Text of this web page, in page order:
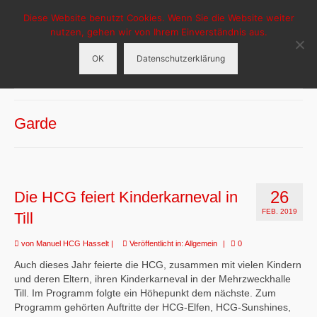
HCG-Hasselt
Tanzgruppen
Sponsoren
Garde
26
FEB. 2019
Die HCG feiert Kinderkarneval in
Till
von Manuel HCG Hasselt | Veröffentlicht in: Allgemein | 0
Auch dieses Jahr feierte die HCG, zusammen mit vielen Kindern
und deren Eltern, ihren Kinderkarneval in der Mehrzweckhalle
Till. Im Programm folgte ein Höhepunkt dem nächste. Zum
Programm gehörten Auftritte der HCG-Elfen, HCG-Sunshines,
Diese Website benutzt Cookies. Wenn Sie die Website weiter
nutzen, gehen wir von Ihrem Einverständnis aus.
OK Datenschutzerklärung